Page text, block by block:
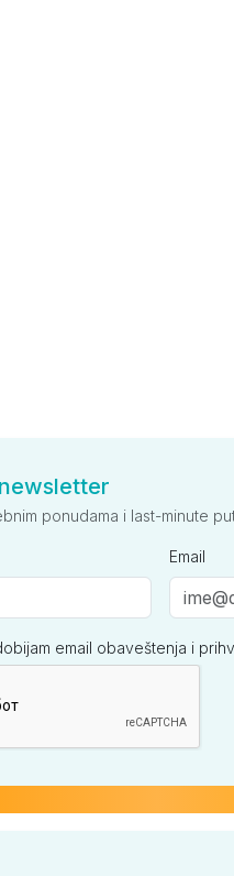
ponudama i last-minute
Email
email obaveštenja i